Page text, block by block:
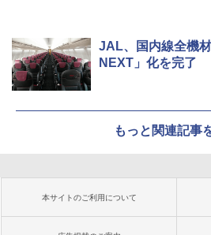
JAL、国内線全機
NEXT」化を完了
もっと関連記事
本サイトのご利用について